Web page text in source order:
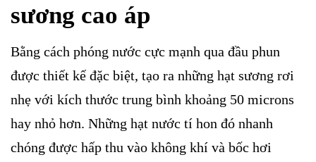
sương cao áp
Bằng cách phóng nước cực mạnh qua đầu phun
được thiết kế đặc biệt, tạo ra những hạt sương rơi
nhẹ với kích thước trung bình khoảng 50 microns
hay nhỏ hơn. Những hạt nước tí hon đó nhanh
chóng được hấp thu vào không khí và bốc hơi